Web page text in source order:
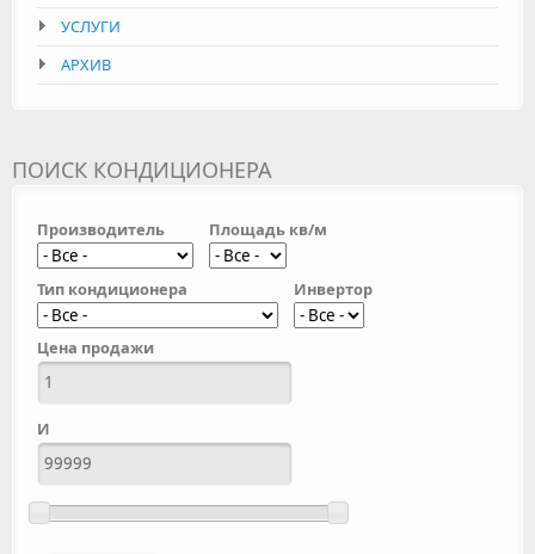
УСЛУГИ
АРХИВ
ПОИСК КОНДИЦИОНЕРА
Производитель Площадь кв/м
Тип кондиционера Инвертор
Цена продажи
И